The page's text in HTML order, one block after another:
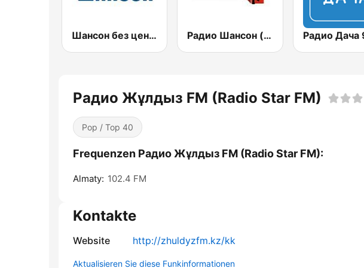
Шансон без цензуры (Shanson bez cenzury) Радио Шансон (Chanson)
Радио Жұлдыз FM (Radio Star FM)
Pop / Top 40
Frequenzen Радио Жұлдыз FM (Radio Star FM):
Almaty: 102.4 FM
Kontakte
Website http://zhuldyzfm.kz/kk
Aktualisieren Sie diese Funkinformationen